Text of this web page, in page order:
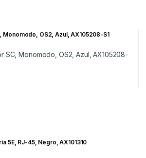
Monomodo, OS2, Azul, AX105208-S1
5E, RJ-45, Negro, AX101310